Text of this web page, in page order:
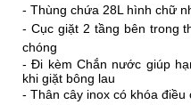
- Thùng chứa 28L hình chữ
- Cục giặt 2 tầng bên trong
chóng
- Đi kèm Chắn nước giúp
khi giặt bông lau
- Thân cây inox có khóa